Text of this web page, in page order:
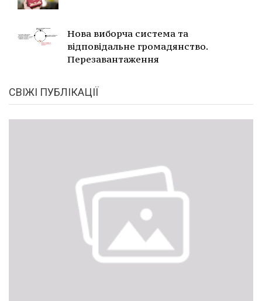
Нова виборча система та
відповідальне громадянство.
Перезавантаження
СВІЖІ ПУБЛІКАЦІЇ